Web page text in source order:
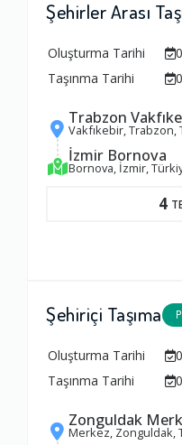
Şehirler Arası
Oluşturma Tarihi
Taşınma Tarihi
Trabzon
Vakfıkebir, Trabzon,
İzmir Bornova
Bornova, İzmir,
4
Şehiriçi Taşıma
Oluşturma Tarihi
Taşınma Tarihi
Zonguldak
Merkez, Zonguldak,